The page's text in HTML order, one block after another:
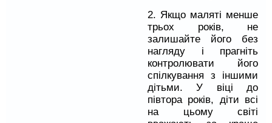
2. Якщо маляті менше
трьох років, не
залишайте його без
нагляду і прагніть
контролювати його
спілкування з іншими
дітьми. У віці до
півтора років, діти всі
на цьому світі